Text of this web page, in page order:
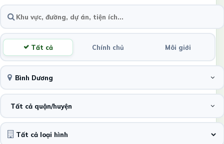
Tất cả Chính chủ Môi giới
Bình Dương
Tất cả quận/huyện